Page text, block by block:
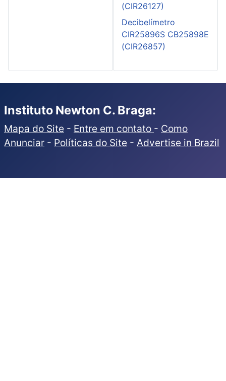
(CIR26127)
Decibelímetro
CIR25896S CB25898E
(CIR26857)
Instituto Newton C. Braga:
Mapa do Site - Entre em contato - Como
Anunciar - Políticas do Site - Advertise in Brazil